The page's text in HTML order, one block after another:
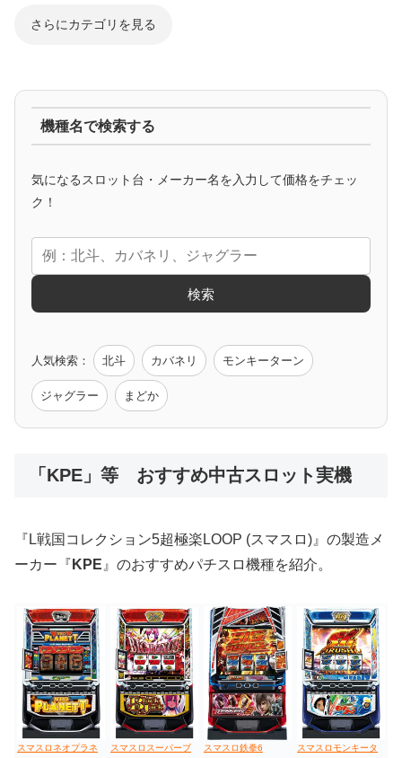
さらにカテゴリを見る
マイジャグ ファンキー アイム ゴージャグ ハッピー
アニメタイアップ
エヴァ コードギアス 化物語 炎炎ノ消防隊
モンハン バイオ ペルソナ
機種名で検索する
気になるスロット台・メーカー名を入力して価格をチェッ
ク！
検索
人気検索： 北斗 カバネリ モンキーターン
ジャグラー まどか
「KPE」等 おすすめ中古スロット実機
『L戦国コレクション5超極楽LOOP (スマスロ)』の製造メ
ーカー『 KPE 』のおすすめパチスロ機種を紹介。
スマスロネオプラネ
スマスロスーパーブ
スマスロ鉄拳6
スマスロモンキータ